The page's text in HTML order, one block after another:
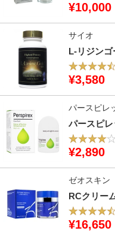
¥10,000
サイオ
L-リジンゴ
¥3,580
パースピレ
パースピ
¥2,890
ゼオスキン
RCクリー
¥16,650